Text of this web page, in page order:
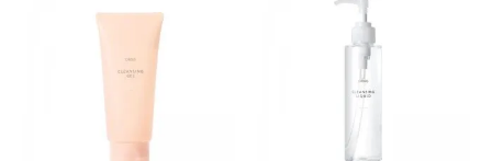
ください。3.メイクとなじんだら、
水またはぬるま湯でよく洗い流しま
す。4.その後、洗顔料で洗顔してく
グルコシド（保湿）で形成するミセ
ルから、汚れをはね返す水の膜をつ
くる技術が日本初（2024年12月時
クレンジングのこと*3 ポーラ化成
としてお使いいただく場合や、お肌
の状態に合わせて毎日お使いいただ
いても問題ありません。【ご使用方
法】①適量(さくらんぼ 1粒程度)を
②指先の感触が軽くなったら、水ま
キビの原因となる毛穴の詰まりとメ
イク汚れにピタッと密着して落とす
「毛穴クリア処方(*)」を採用。さら
分も配合し、クリアな肌へ。肌への
さを感じる“秒速5cm”の動きに着目
し、顔全体にやさしく円を描くよう
になじませると、自然とその動きに
導くこだわりのテクスチャーを採用